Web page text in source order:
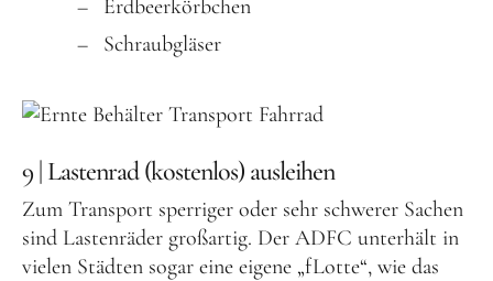
Erdbeerkörbchen
Schraubgläser
9 | Lastenrad (kostenlos) ausleihen
Zum Transport sperriger oder sehr schwerer Sachen
sind Lastenräder großartig. Der ADFC unterhält in
vielen Städten sogar eine eigene „fLotte“, wie das